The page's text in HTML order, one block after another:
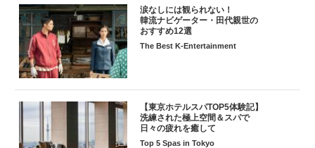
涙なしには観られない！
韓流ナビゲーター・田代親世の
おすすめ12選
The Best K-Entertainment
【東京ホテルスパTOP5体験記】
洗練された極上空間＆スパで
日々の疲れを癒して
Top 5 Spas in Tokyo